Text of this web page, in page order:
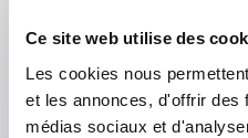
Ce site web utilise des
Les cookies nous
et les annonces, d'offrir des
médias sociaux et
contact à 11 étages),
22 étages). Conception